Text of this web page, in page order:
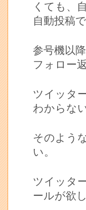
くても、
自動投稿
参号機以
フォロー
ツイッタ
わからな
そのよう
い。
ツイッタ
ールが欲